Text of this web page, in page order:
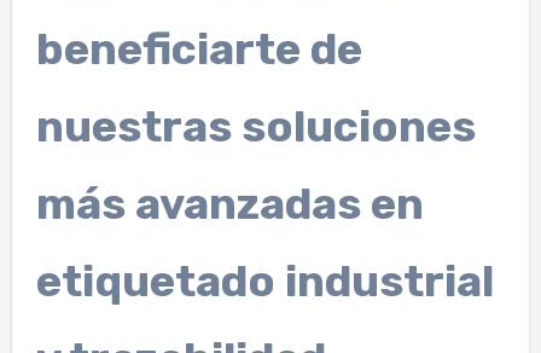
beneficiarte de
nuestras soluciones
más avanzadas en
etiquetado industrial